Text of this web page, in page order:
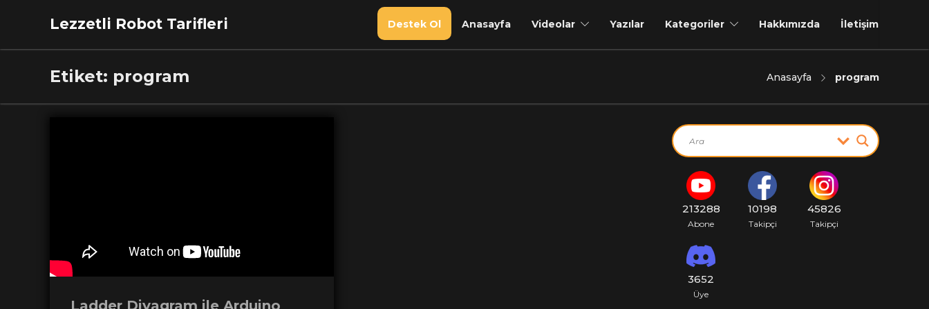
Lezzetli Robot Tarifleri Destek Ol Anasayfa Videolar Yazılar Kategoriler Hakkımızda İletişim
Etiket: program Anasayfa program
Ladder Diyagram ile Arduino
213288
Abone
10198
Takipçi
45826
Takipçi
3652
Üye